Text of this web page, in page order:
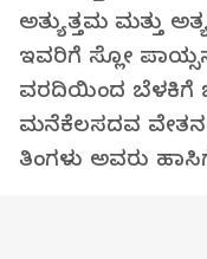
ಅತ್ಯುತ್ತಮ ಮತ್ತು
ಇವರಿಗೆ ಸ್ಲೋ
ವರದಿಯಿಂದ ಬೆಳಕಿಗೆ
ಮನೆಕೆಲಸದವ
ತಿಂಗಳು ಅವರು